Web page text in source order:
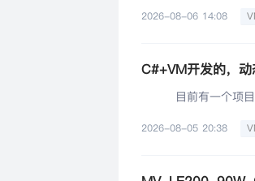
2026-08-06 14:08
C#+VM开发的，
目前有一个项目用
{2026-08-05 20:38